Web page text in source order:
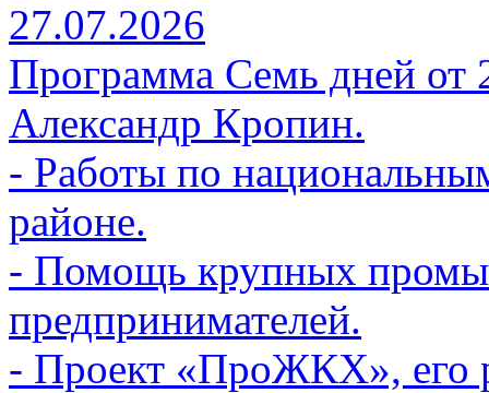
27.07.2026
Программа Семь дней от
Александр Кропин.
- Работы по
районе.
- Помощь крупных
предпринимателей.
- Проект «ПроЖКХ», его